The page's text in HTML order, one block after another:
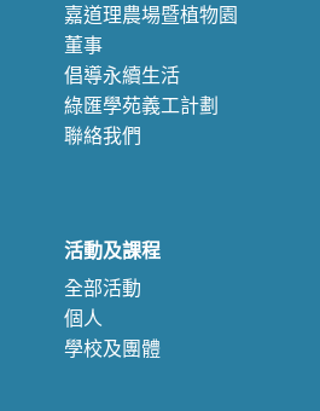
嘉道理農場暨植物園
董事
倡導永續生活
綠匯學苑義工計劃
聯絡我們
活動及課程
全部活動
個人
學校及團體